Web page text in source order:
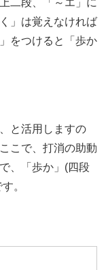
二段、「～エ」に
」は覚えなければ
をつけると「歩か
と活用しますの
こで、打消の助動
、「歩か」(四段
。